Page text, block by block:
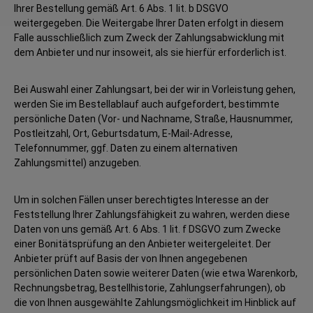
Ihrer Bestellung gemäß Art. 6 Abs. 1 lit. b DSGVO
weitergegeben. Die Weitergabe Ihrer Daten erfolgt in diesem
Falle ausschließlich zum Zweck der Zahlungsabwicklung mit
dem Anbieter und nur insoweit, als sie hierfür erforderlich ist.
Bei Auswahl einer Zahlungsart, bei der wir in Vorleistung gehen,
werden Sie im Bestellablauf auch aufgefordert, bestimmte
persönliche Daten (Vor- und Nachname, Straße, Hausnummer,
Postleitzahl, Ort, Geburtsdatum, E-Mail-Adresse,
Telefonnummer, ggf. Daten zu einem alternativen
Zahlungsmittel) anzugeben.
Um in solchen Fällen unser berechtigtes Interesse an der
Feststellung Ihrer Zahlungsfähigkeit zu wahren, werden diese
Daten von uns gemäß Art. 6 Abs. 1 lit. f DSGVO zum Zwecke
einer Bonitätsprüfung an den Anbieter weitergeleitet. Der
Anbieter prüft auf Basis der von Ihnen angegebenen
persönlichen Daten sowie weiterer Daten (wie etwa Warenkorb,
Rechnungsbetrag, Bestellhistorie, Zahlungserfahrungen), ob
die von Ihnen ausgewählte Zahlungsmöglichkeit im Hinblick auf